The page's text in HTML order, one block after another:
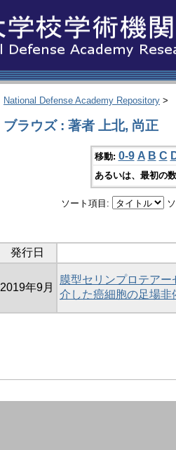
National Defense Academy Repository >
ブラウズ : 著者 上北, 尚正
移動: 0-9 A B C
あるいは、最初の
ソート項目:
発行日
2019年9月
膜型セリンプロテア
介した癌細胞の足場非